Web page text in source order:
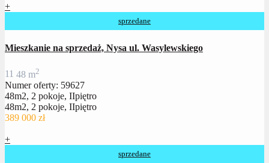
+
sprzedane
Mieszkanie na sprzedaż, Nysa ul. Wasylewskiego
11 48 m2
Numer oferty: 59627
48m2, 2 pokoje, IIpiętro
48m2, 2 pokoje, IIpiętro
389 000 zł
+
sprzedane